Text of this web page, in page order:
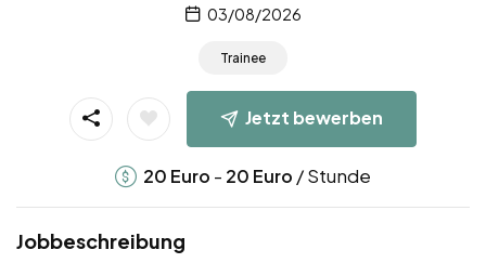
03/08/2026
Trainee
Jetzt bewerben
20 Euro - 20 Euro / Stunde
Jobbeschreibung